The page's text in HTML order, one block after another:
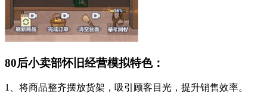
80后小卖部怀旧经营模拟特色：
1、将商品整齐摆放货架，吸引顾客目光，提升销售效率。